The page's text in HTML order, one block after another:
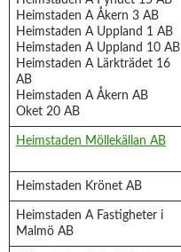
Heimstaden A Åkern 3 AB
Heimstaden A Uppland 1 AB
Heimstaden A Uppland 10 AB
Heimstaden A Lärkträdet 16
AB
Heimstaden A Åkern AB
Oket 20 AB
Heimstaden Möllekällan AB
Heimstaden Krönet AB
Heimstaden A Fastigheter i
Malmö AB